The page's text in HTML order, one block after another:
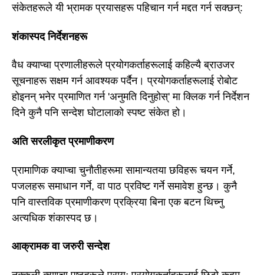
संकेतहरूले यी भ्रामक प्रयासहरू पहिचान गर्न मद्दत गर्न सक्छन्:
शंकास्पद निर्देशनहरू
वैध क्याप्चा प्रणालीहरूले प्रयोगकर्ताहरूलाई कहिल्यै ब्राउजर
सूचनाहरू सक्षम गर्न आवश्यक पर्दैन। प्रयोगकर्ताहरूलाई रोबोट
होइनन् भनेर प्रमाणित गर्न 'अनुमति दिनुहोस्' मा क्लिक गर्न निर्देशन
दिने कुनै पनि सन्देश घोटालाको स्पष्ट संकेत हो।
अति सरलीकृत प्रमाणीकरण
प्रामाणिक क्याप्चा चुनौतीहरूमा सामान्यतया छविहरू चयन गर्ने,
पजलहरू समाधान गर्ने, वा पाठ प्रविष्ट गर्ने समावेश हुन्छ। कुनै
पनि वास्तविक प्रमाणीकरण प्रक्रिया बिना एक बटन थिच्नु
अत्यधिक शंकास्पद छ।
आक्रामक वा जरुरी सन्देश